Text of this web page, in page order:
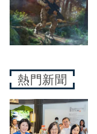
熱門新聞